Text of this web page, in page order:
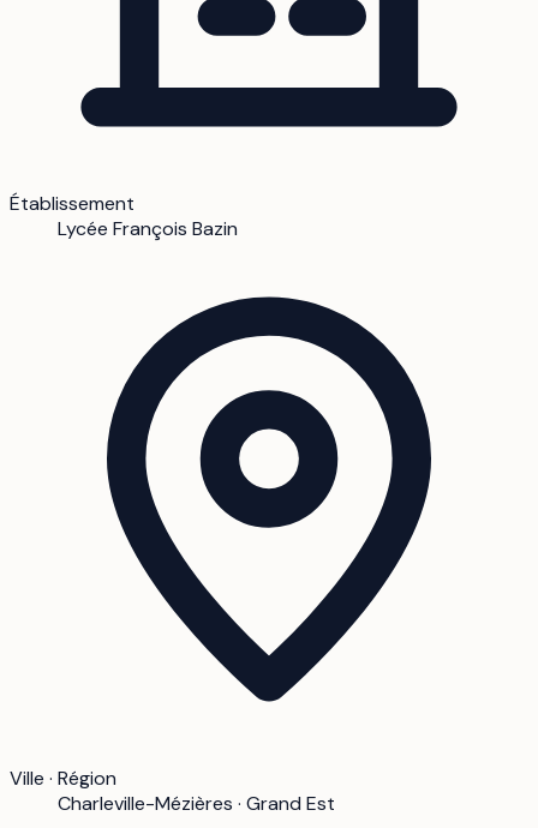
Établissement
Lycée François Bazin
Ville · Région
Charleville-Mézières · Grand Est